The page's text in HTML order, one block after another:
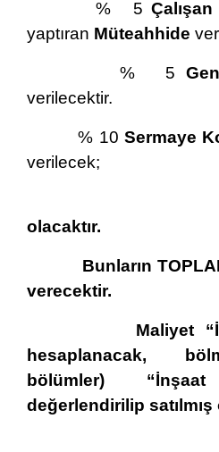
% 5
yaptıran Müteahhide
% 5
verilecektir.
% 10 Sermaye
verilecek;
Ve inşaat
olacaktır.
Bunların
verecektir.
Maliyet
hesaplanacak,
bölümler)
değerlendirilip satılmış